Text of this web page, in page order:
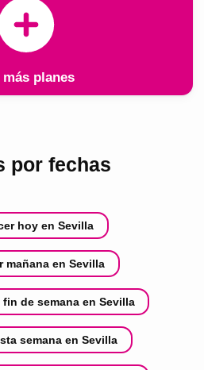
más planes
por fechas
hoy en Sevilla
mañana en Sevilla
de semana en Sevilla
semana en Sevilla